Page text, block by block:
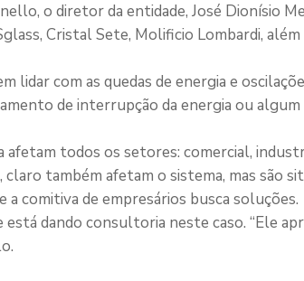
o diretor da entidade, José Dionísio
Cristal Sete, Molificio Lombardi, além
lidar com as quedas de energia e
de interrupção da energia ou
todos os setores: comercial,
também afetam o sistema, mas são
comitiva de empresários busca soluções.
dando consultoria neste caso. “Ele